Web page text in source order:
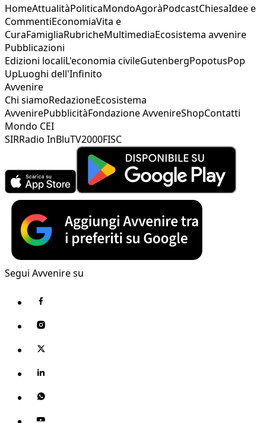
HomeAttualitàPoliticaMondoAgoràPodcastChiesaIdee e
CommentiEconomiaVita e
CuraFamigliaRubricheMultimediaEcosistema avvenire
Pubblicazioni
Edizioni localiL'economia civileGutenbergPopotusPop
UpLuoghi dell'Infinito
Avvenire
Chi siamoRedazioneEcosistema
AvvenirePubblicitàFondazione AvvenireShopContatti
Mondo CEI
SIRRadio InBluTV2000FISC
Segui Avvenire su